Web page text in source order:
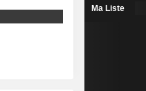
Ma Liste